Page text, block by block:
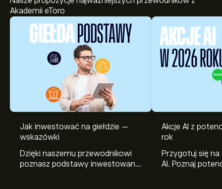
Akademii eToro
Jak inwestować na giełdzie —
wskazówki
Dzięki naszemu przewodnikowi
poznasz podstawy inwestowania
Akcje AI z
rok
Przygotuj się
AI. Poznaj